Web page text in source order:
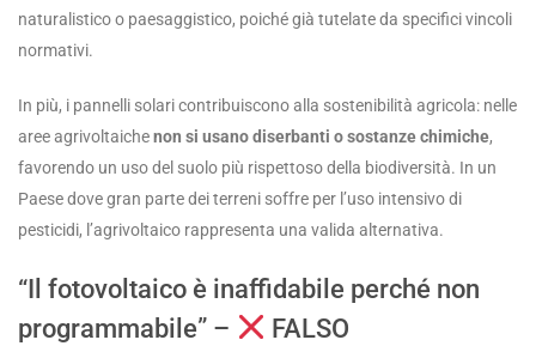
naturalistico o paesaggistico, poiché già tutelate da specifici vincoli
normativi.
In più, i pannelli solari contribuiscono alla sostenibilità agricola: nelle
aree agrivoltaichenon si usano diserbanti o sostanze chimiche,
favorendo un uso del suolo più rispettoso della biodiversità. In un
Paese dove gran parte dei terreni soffre per l’uso intensivo di
pesticidi, l’agrivoltaico rappresenta una valida alternativa.
“Il fotovoltaico è inaffidabile perché non
programmabile” –
FALSO